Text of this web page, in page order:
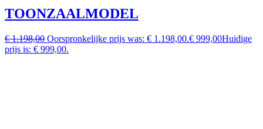
TOONZAALMODEL
€ 1.198,00 Oorspronkelijke prijs was: € 1.198,00.€ 999,00Huidige
prijs is: € 999,00.